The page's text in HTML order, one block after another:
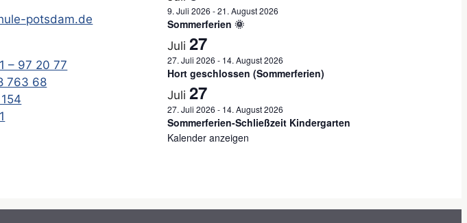
potsdam.de
– 97 20 77
763 68
9. Juli 2026 -21. August 2026
Sommerferien 🌞
Juli 27
27. Juli 2026 - 14. August 2026
Hort geschlossen (Sommerferien)
Juli 27
27. Juli 2026 - 14. August 2026
Sommerferien-Schließzeit Kindergarten
Kalender anzeigen